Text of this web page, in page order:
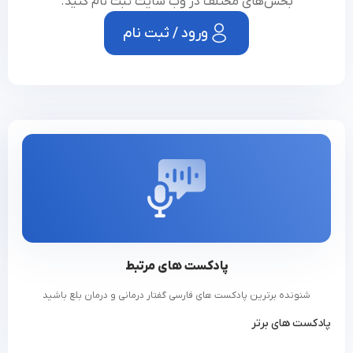
بالا کشیده شده و با تنگ شدن ورودی مسیر تنفسی امکان
نشت مواد به صفر می‌رسد.
ب) انتقال به مری: در این عملکرد تمام حفره‌های حلقی از
4. حفره مری: با انقباض دودی مری غذا از مسیر لوله در طی
۸ الی ۲۰ ثانیه به معده می‌رسد و با انقباض دریچه ورودی
معده امکان بازگشت غذا به مری وجود نخواهد داشت.
ورود / ثبت نام
پادکست های مرتبط
شنونده برترین پادکست های فارسی گفتار درمانی و درمان بلع باشید
پادکست های برتر